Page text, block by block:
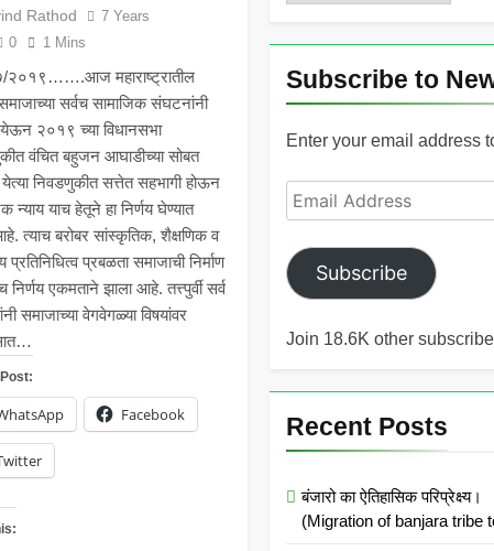
Rathod
7 Years
0 1 Mins
२०१९…….आज महाराष्ट्रातील
सर्वच सामाजिक संघटनांनी
२०१९ च्या विधानसभा
वंचित बहुजन आघाडीच्या सोबत
निवडणुकीत सत्तेत सहभागी होऊन
न्याय याच हेतूने हा निर्णय घेण्यात
त्याच बरोबर सांस्कृतिक, शैक्षणिक व
प्रतिनिधित्व प्रबळता समाजाची निर्माण
निर्णय एकमताने झाला आहे. तत्त्पुर्वी सर्व
समाजाच्या वेगवेगळ्या विषयांवर
Facebook
Subscribe to
Enter your email address
Email
Address
Subscribe
Join 18.6K other
Recent Posts
बंजारो का ऐतिहासिक परिप्रेक्ष्य।
(Migration of banjara tribe